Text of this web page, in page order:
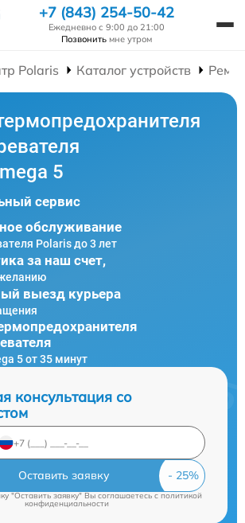
+7 (843) 254-50-42
Ежедневно с 9:00 до 21:00
Позвонить мне утром
Polaris Каталог устройств
5
сервис
обслуживание
Polaris до 3 лет
за наш счет,
выезд курьера
5 от 35 минут
консультация со
Оставить заявку
"Оставить заявку" Вы соглашаетесь cполитикой
конфиденциальности